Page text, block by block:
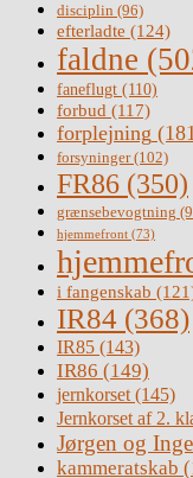
disciplin (96)
efterladte (124)
faldne
faneflugt (110)
forbud (117)
forplejning
forsyninger(102)
FR86 (350)
grænsebevogtning
hjemmefront (73)
i fangenskab
IR84 (368)
IR85 (143)
IR86 (149)
jernkorset(145)
Jernkorset af 2.
Jørgen og
kammeratskab